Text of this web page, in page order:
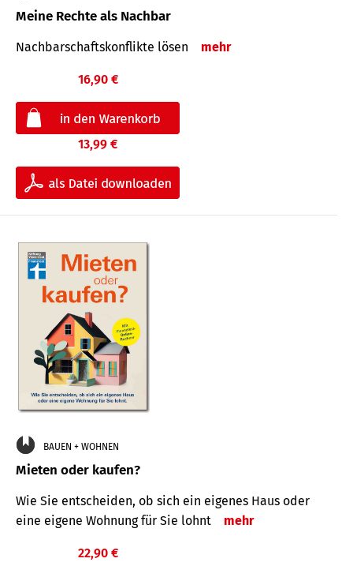
Meine Rechte als Nachbar
Nach­bar­schafts­konflikte lösen mehr
16,90 €
13,99 €
BAUEN + WOHNEN
Mieten oder kaufen?
Wie Sie entscheiden, ob sich ein eigenes Haus oder
eine eigene Wohnung für Sie lohnt
mehr
22,90 €